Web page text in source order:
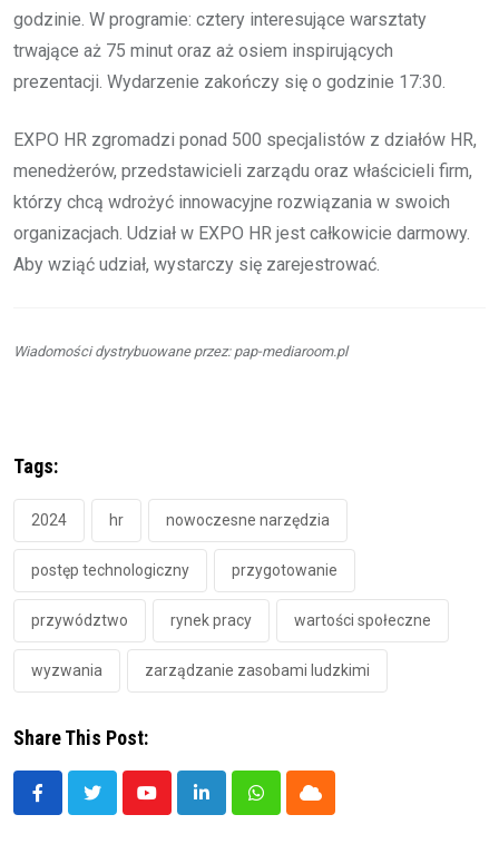
godzinie. W programie: cztery interesujące warsztaty
trwające aż 75 minut oraz aż osiem inspirujących
prezentacji. Wydarzenie zakończy się o godzinie 17:30.
EXPO HR zgromadzi ponad 500 specjalistów z działów HR,
menedżerów, przedstawicieli zarządu oraz właścicieli firm,
którzy chcą wdrożyć innowacyjne rozwiązania w swoich
organizacjach. Udział w EXPO HR jest całkowicie darmowy.
Aby wziąć udział, wystarczy się zarejestrować.
Wiadomości dystrybuowane przez: pap-mediaroom.pl
Tags:
2024 hr nowoczesne narzędzia
postęp technologiczny przygotowanie
przywództwo rynek pracy wartości społeczne
wyzwania zarządzanie zasobami ludzkimi
Share This Post:
YoutubeLinkedInWhatsappCloud